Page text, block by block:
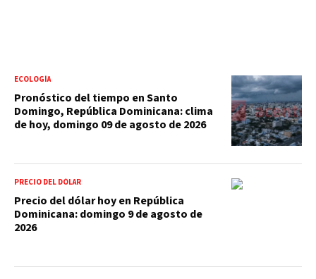
ECOLOGÍA
Pronóstico del tiempo en Santo
Domingo, República Dominicana: clima
de hoy, domingo 09 de agosto de 2026
PRECIO DEL DÓLAR
Precio del dólar hoy en República
Dominicana: domingo 9 de agosto de
2026